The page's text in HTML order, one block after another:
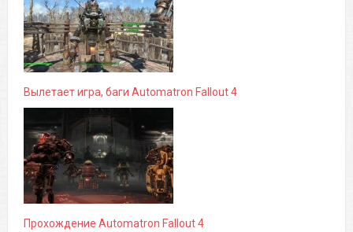
Вылетает игра, баги Automatron Fallout 4
Прохождение Automatron Fallout 4